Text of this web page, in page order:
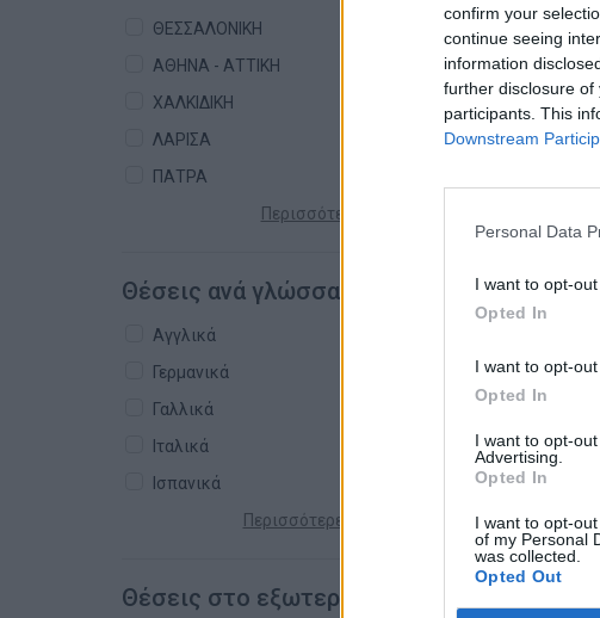
confirm your
continue seeing
information
further disclosure of
participants. This
Downstream
Personal Data
I want to opt-
Opted In
I want to opt-
Opted In
I want to opt-
Advertising.
Opted In
I want to opt-
of my Personal
was collected.
Opted Out
ΘΕΣΣΑΛΟΝΙΚΗ
ΑΘΗΝΑ - ΑΤΤΙΚΗ
ΧΑΛΚΙΔΙΚΗ
ΛΑΡΙΣΑ
ΠΑΤΡΑ
Περισσότερες πόλεις +
Θέσεις ανά γλώσσα
Αγγλικά
Γερμανικά
Γαλλικά
Ιταλικά
Ισπανικά
Περισσότερες γλώσσες +
Θέσεις στο εξωτερικό